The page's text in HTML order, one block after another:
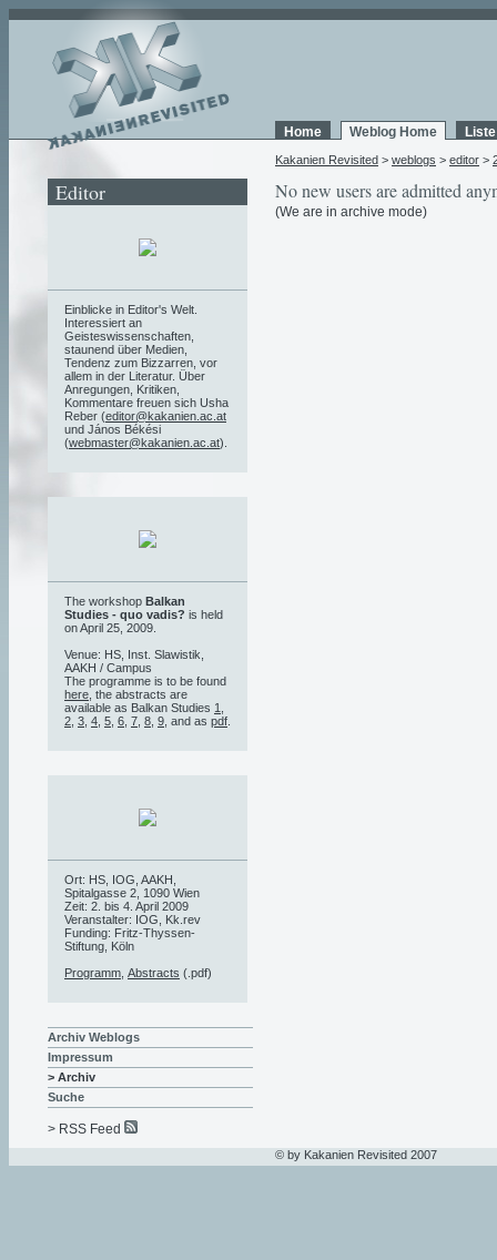
Home Weblog Home
Kakanien Revisited > weblogs > editor >
No new users are admitted
(We are in archive mode)
Editor
Einblicke in Editor's Welt.
Interessiert an
Geisteswissenschaften,
staunend über Medien,
Tendenz zum Bizzarren, vor
allem in der Literatur. Über
Anregungen, Kritiken,
Kommentare freuen sich Usha
Reber (editor@kakanien.ac.at
und János Békési
(webmaster@kakanien.ac.at).
The workshop Balkan
Studies - quo vadis? is held
on April 25, 2009.
Venue: HS, Inst. Slawistik,
AAKH / Campus
The programme is to be found
here , the abstracts are
available as Balkan Studies 1
2 3 4 5 6 7 8 9 , and as pdf
Ort: HS, IOG, AAKH,
Spitalgasse 2, 1090 Wien
Zeit: 2. bis 4. April 2009
Veranstalter: IOG, Kk.rev
Funding: Fritz-Thyssen-
Stiftung, Köln
Programm Abstracts (.pdf)
Archiv Weblogs
Impressum
> Archiv
Suche
> RSS Feed
© by Kakanien Revisited 2007